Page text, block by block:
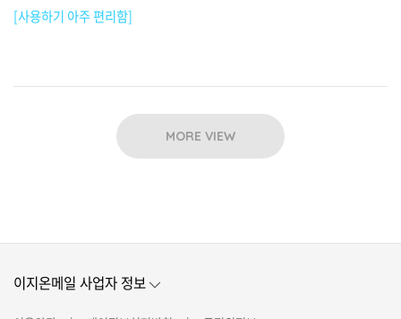
[사용하기 아주 편리함]
MORE VIEW
이지온메일 사업자 정보